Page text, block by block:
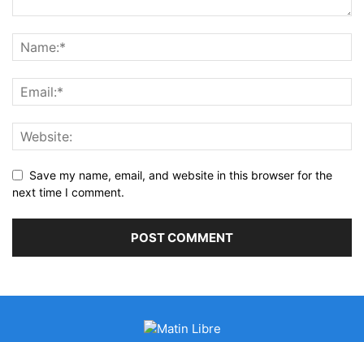
Save my name, email, and website in this browser for the
next time I comment.